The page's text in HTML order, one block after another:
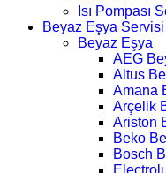
Isı Pompası
Beyaz Eşya Servisi
Beyaz Eşya
AEG
Altus
Amana
Arçelik
Ariston
Beko
Bosch